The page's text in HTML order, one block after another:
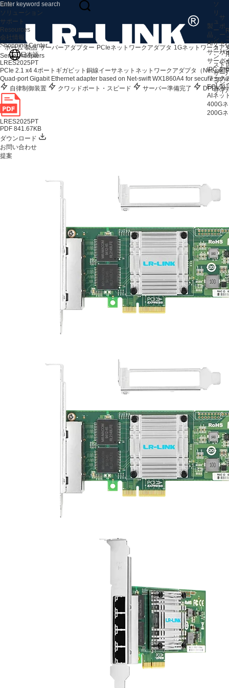
製
品
AIサー
サーバ
サーバ
IPC &
ワーク
EOL製
AIネッ
400G
200G
ソ
リ
ュ
ー
シ
ョ
ン
スト
サー
マシ
サイ
サ
ポ
ー
ト
サ
よ
ア
製品
ソリューション
サポート
Resources
会社情報
Shopping Center
日本語
ホーム 製品 サーバーアダプター PCIeネットワークアダプタ 1Gネットワークア
Server Adapters
LRES2025PT
PCIe 2.1 x4 4ポートギガビット銅線イーサネットネットワークアダプタ（Net-
Quad-port Gigabit Ethernet adapter based on Net-swift WX1860A4 for secure
自律制御装置
クワッドポート・スピード サーバー準備完了 DPDKサ
LRES2025PT
PDF 841.67KB
ダウンロード
お問い合わせ
提案